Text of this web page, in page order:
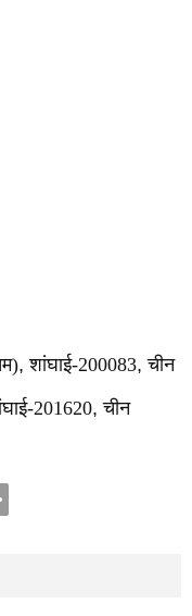
, शांघाई-200083, चीन
201620, चीन